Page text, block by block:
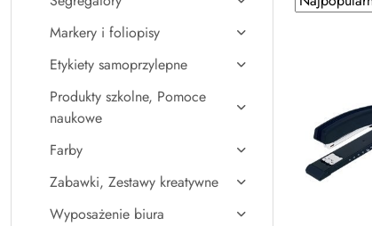
Markery i foliopisy
Etykiety samoprzylepne
Produkty szkolne, Pomoce
naukowe
Farby
Zabawki, Zestawy kreatywne
Wyposażenie biura
sortowanie:
według